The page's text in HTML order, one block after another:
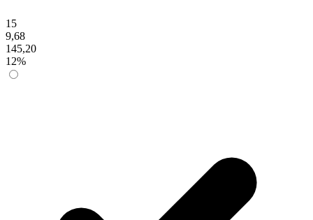
15
9,68
145,20
12%